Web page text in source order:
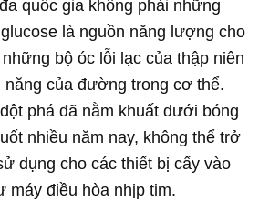
quốc gia không phải những
là nguồn năng lượng cho
bộ óc lỗi lạc của thập niên
của đường trong cơ thể.
phá đã nằm khuất dưới bóng
nhiều năm nay, không thể trở
dụng cho các thiết bị cấy vào
máy điều hòa nhịp tim.